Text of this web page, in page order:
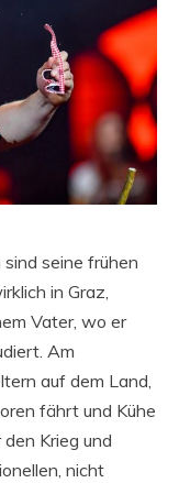
seine frühen
in Graz,
Vater, wo er
Am
auf dem Land,
fährt und Kühe
Krieg und
nicht